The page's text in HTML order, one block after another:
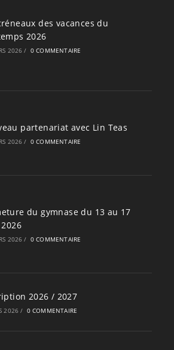
des vacances du
2026
2026 / 0 COMMENTAIRE
partenariat avec Lin Teas
2026 / 0 COMMENTAIRE
du gymnase du 13 au 17
2026 / 0 COMMENTAIRE
2026 / 2027
2026 / 0 COMMENTAIRE